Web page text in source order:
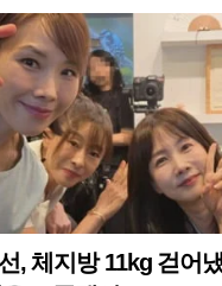
, 체지방 11kg 걷어